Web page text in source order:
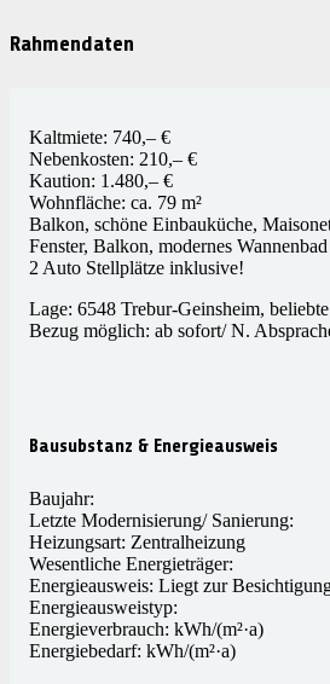
Rahmendaten
Kaltmiete: 740,– €
Nebenkosten: 210,– €
Kaution: 1.480,– €
Wohnfläche: ca. 79 m²
Balkon, schöne Einbauküche,
Fenster, Balkon, modernes Wannenbad
2 Auto Stellplätze inklusive!
Lage: 6548 Trebur-Geinsheim,
Bezug möglich: ab sofort/ N.
Bausubstanz & Energieausweis
Baujahr:
Letzte Modernisierung/ Sanierung:
Heizungsart: Zentralheizung
Wesentliche Energieträger:
Energieausweis: Liegt zur
Energieausweistyp:
Energieverbrauch: kWh/(m²·a)
Energiebedarf: kWh/(m²·a)